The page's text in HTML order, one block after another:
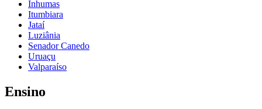
Inhumas
Itumbiara
Jataí
Luziânia
Senador Canedo
Uruaçu
Valparaíso
Ensino